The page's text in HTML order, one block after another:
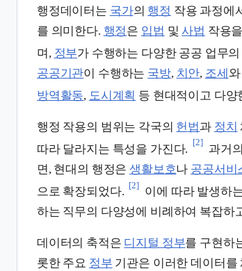
행정데이터는 국가의 행정 작용 과정에
를 의미한다. 행정은 입법 및사법 작용
며, 정부가 수행하는 다양한 공공 업무
공공기관이 수행하는 국방, 치안, 조세
방역활동, 도시계획 등 현대적이고 다양
행정 작용의 범위는 각국의 헌법과 정치
따라 달라지는 특성을 가진다.
[2]
과거
면, 현대의 행정은생활보호나 공공서비
으로 확장되었다.
[2]
이에 따라 발생하
하는 직무의 다양성에 비례하여 복잡하
데이터의 축적은 디지털 정부를 구현하
롯한 주요 정부 기관은 이러한 데이터를